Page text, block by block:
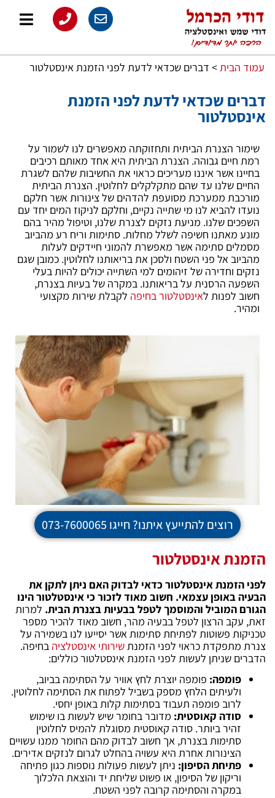
עמוד הבית> דברים שכדאי לדעת לפני הזמנת אינסטלטור
דברים שכדאי לדעת לפני הזמנת
אינסטלטור
שימור הצנרת הביתית ותחזוקתה מאפשרים לנו לשמור על
רמת חיים גבוהה. הצנרת הביתית היא אחד מאותם רכיבים
בחיינו אשר איננו מעריכים כראוי את החשיבות שלהם לשגרת
החיים שלנו עד שהם מתקלקלים לחלוטין. הצנרת הביתית
מורכבת ממערכת מסועפת להדהים של צינורות אשר חלקם
נועדו להביא לנו מי שתייה נקיים, וחלקם לניקוז המים יחד עם
השפכים שלנו. מניעת נזקים לצנרת שלנו, וטיפול מהיר בהם
מונע מאתנו חשיפה לשלל מחלות. סתימות וריח רע מהביוב
מסמלים סתימה אשר מאפשרת להמוני חיידקים לעלות
מהביוב אל פני השטח ולסכן את בריאותנו לחלוטין. כמובן שגם
נזקים וחדירה של זיהומים למי השתייה יכולים להיות בעלי
השפעה הרסנית על בריאותנו. במקרה של בעיות בצנרת,
חשוב לפנות לאינסטלטור בחיפה לקבלת שירות מקצועי
ומהיר.
רוצים להתייעץ איתנו? חייגו 073-7600065
הזמנת אינסטלטור
לפני הזמנת אינסטלטור כדאי לבדוק האם ניתן לתקן את
הבעיה באופן עצמאי. חשוב מאוד לזכור כי אינסטלטור הינו
הגורם המוביל והמוסמך לטפל בבעיות בצנרת הבית. למרות
זאת, עקב הרצון לטפל בבעיה מהר, חשוב מאוד להכיר מספר
טכניקות פשוטות לפתיחת סתימות אשר יסייעו לנו בשמירה על
צנרת מתפקדת כראוי לפני הזמנתשירותי אינסטלציה בחיפה.
הדברים שניתן לעשות לפני הזמנת אינסטלטור כוללים:
פומפה: פומפה יוצרת לחץ אוויר על הסתימה בביוב,
ולעיתים הלחץ מספק בשביל לפתוח את הסתימה לחלוטין.
לרוב פומפה תעבוד בסתימות קלות באופן יחסי.
סודה קאוסטית: מדובר בחומר שיש לעשות בו שימוש
זהיר ביותר. סודה קאוסטית מסוגלת להמיס לחלוטין
סתימות בצנרת, אך חשוב לבדוק מהם החומר ממנו עשויים
הצינורות אחרת היא עשויה בהחלט לגרום לנזקים אדירים.
פתיחת הסיפון: ניתן לעשות פעולות נוספות כגון פתיחה
וריקון של הסיפון, או פשוט שליחת יד והוצאת הלכלוך
במקרה והסתימה קרובה לפני השטח.